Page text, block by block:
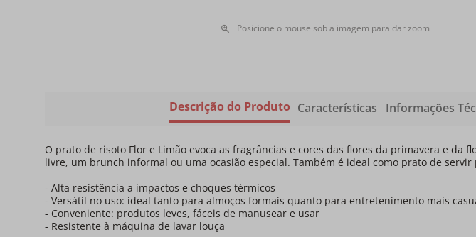
Posicione o mouse sob a imagem para dar zoom
Descrição do Produto Características Informações
O prato de risoto Flor e Limão evoca as fragrâncias e cores das flores da primavera e
livre, um brunch informal ou uma ocasião especial. Também é ideal como prato de
- Alta resistência a impactos e choques térmicos
- Versátil no uso: ideal tanto para almoços formais quanto para entretenimento mais
- Conveniente: produtos leves, fáceis de manusear e usar
- Resistente à máquina de lavar louça